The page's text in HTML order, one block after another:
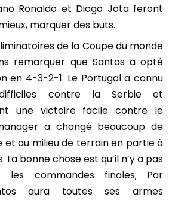
Ronaldo et Diogo Jota feront
marquer des buts.
de la Coupe du monde
remarquer que Santos a opté
en 4-3-2-1. Le Portugal a connu
contre la Serbie et
une victoire facile contre le
a changé beaucoup de
et au milieu de terrain en partie à
La bonne chose est qu’il n’y a pas
les commandes finales; Par
aura toutes ses armes